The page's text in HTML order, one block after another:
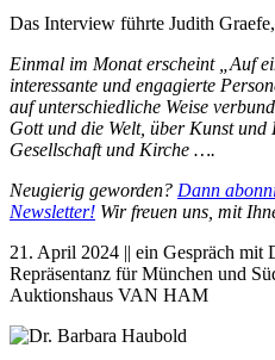
Das Interview führte Judith
Einmal im Monat erscheint „Auf
interessante und engagierte
auf unterschiedliche Weise
Gott und die Welt, über Kunst und
Gesellschaft und Kirche ….
Neugierig geworden? Dann
Newsletter! Wir freuen uns, mit
21. April 2024 || ein Gespräch mit
Repräsentanz für München und
Auktionshaus VAN HAM